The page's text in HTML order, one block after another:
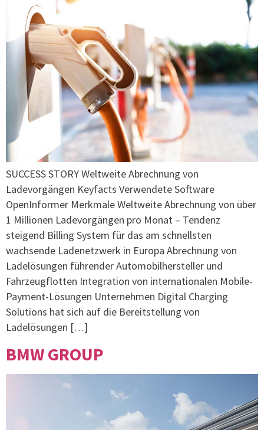
SUCCESS STORY Weltweite Abrechnung von
Ladevorgängen Keyfacts Verwendete Software
OpenInformer Merkmale Weltweite Abrechnung von über
1 Millionen Ladevorgängen pro Monat – Tendenz
steigend Billing System für das am schnellsten
wachsende Ladenetzwerk in Europa Abrechnung von
Ladelösungen führender Automobilhersteller und
Fahrzeugflotten Integration von internationalen Mobile-
Payment-Lösungen Unternehmen Digital Charging
Solutions hat sich auf die Bereitstellung von
Ladelösungen […]
BMW GROUP